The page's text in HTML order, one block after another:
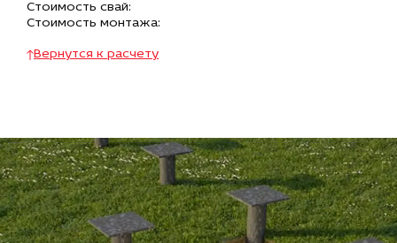
Стоимость свай:
Стоимость монтажа:
Вернутся к расчету